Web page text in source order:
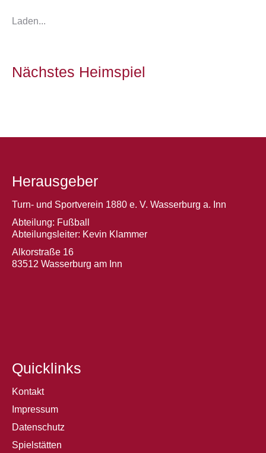
Laden...
Nächstes Heimspiel
Herausgeber
Turn- und Sportverein 1880 e. V. Wasserburg a. Inn
Abteilung: Fußball
Abteilungsleiter: Kevin Klammer
Alkorstraße 16
83512 Wasserburg am Inn
Quicklinks
Kontakt
Impressum
Datenschutz
Spielstätten